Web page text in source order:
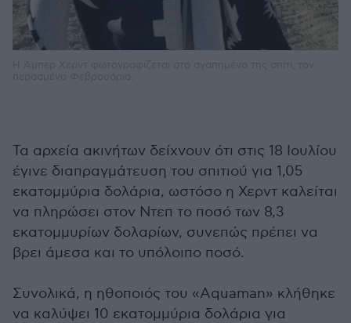
Τα αρχεία ακινήτων δείχνουν ότι στις 18 Ιουλίου
έγινε διαπραγμάτευση του σπιτιού για 1,05
εκατομμύρια δολάρια, ωστόσο η Χερντ καλείται
να πληρώσει στον Ντεπ το ποσό των 8,3
εκατομμυρίων δολαρίων, συνεπώς πρέπει να
βρει άμεσα και το υπόλοιπο ποσό.
Συνολικά, η ηθοποιός του «Aquaman» κλήθηκε
να καλύψει 10 εκατομμύρια δολάρια για